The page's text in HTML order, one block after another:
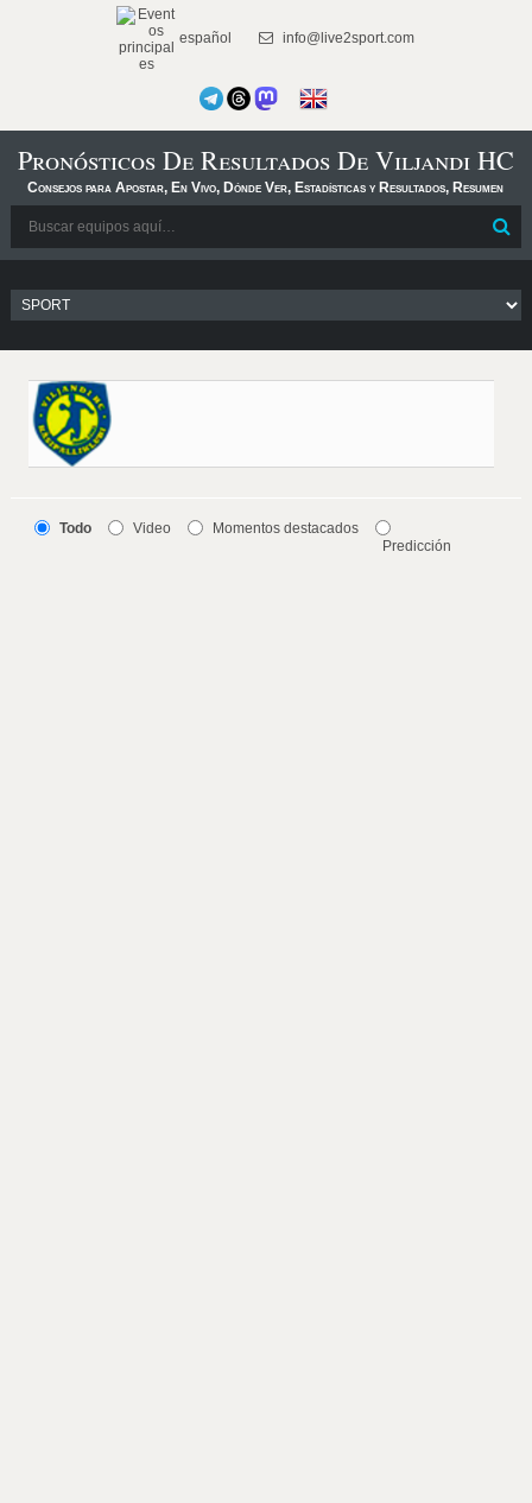
español info@live2sport.com
Pronósticos De Resultados De Viljandi HC
Consejos para Apostar, En Vivo, Dónde Ver, Estadísticas y Resultados, Resumen
Todo Video
Momentos destacados
Predicción